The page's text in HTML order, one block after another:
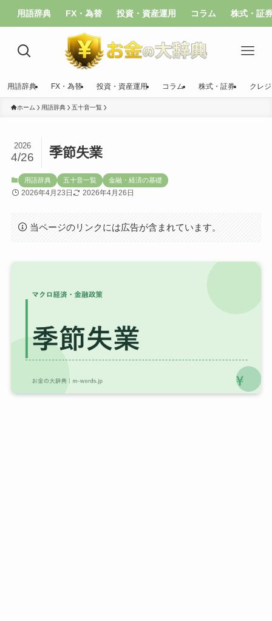
用語辞典 FX・為替 投資・資産運用 コラム 株式・証
用語辞典 FX・為替 投資・資産運用 コラム 株式・証券 クレ
ホーム 用語辞典 五十音一覧
季節失業
2026
4/26
用語辞典 五十音一覧 金融・経済の基礎
2026年4月23日 2026年4月26日
当ページのリンクには広告が含まれています。